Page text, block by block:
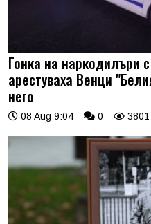
Гонка на наркодилъри
арестуваха Венци
него
08 Aug 9:04 0 3801